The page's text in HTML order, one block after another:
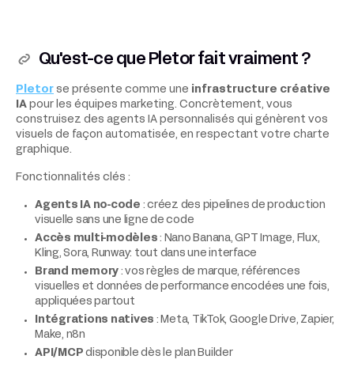
Qu'est-ce que Pletor fait vraiment ?
Pletor se présente comme une infrastructure créative
IA pour les équipes marketing. Concrètement, vous
construisez des agents IA personnalisés qui génèrent vos
visuels de façon automatisée, en respectant votre charte
graphique.
Fonctionnalités clés :
Agents IA no-code : créez des pipelines de production
visuelle sans une ligne de code
Accès multi-modèles : Nano Banana, GPT Image, Flux,
Kling, Sora, Runway: tout dans une interface
Brand memory : vos règles de marque, références
visuelles et données de performance encodées une fois,
appliquées partout
Intégrations natives : Meta, TikTok, Google Drive, Zapier,
Make, n8n
API/MCP disponible dès le plan Builder